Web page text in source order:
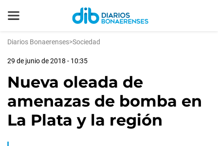
Diarios Bonaerenses>Sociedad
29 de junio de 2018 - 10:35
Nueva oleada de
amenazas de bomba en
La Plata y la región